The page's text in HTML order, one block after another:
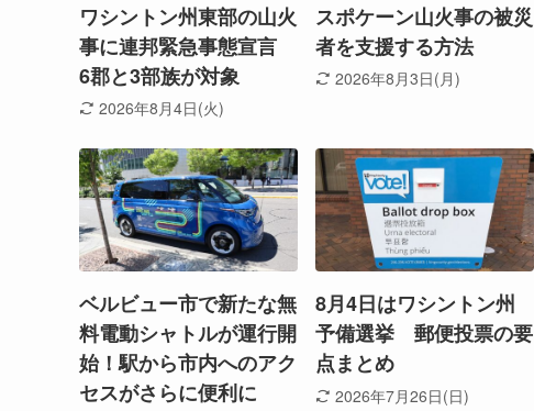
ワシントン州東部の山火
事に連邦緊急事態宣言
6郡と3部族が対象
2026年8月4日(火)
スポケーン山火事の被災
者を支援する方法
2026年8月3日(月)
ベルビュー市で新たな無
料電動シャトルが運行開
始！駅から市内へのアク
セスがさらに便利に
8月4日はワシントン州
予備選挙 郵便投票の要
点まとめ
2026年7月26日(日)